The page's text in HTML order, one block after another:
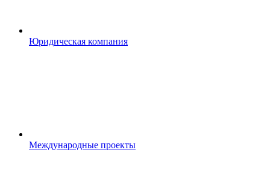
Юридическая компания
Международные проекты